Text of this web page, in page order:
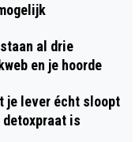
al drie
en je hoorde
je lever écht sloopt
is